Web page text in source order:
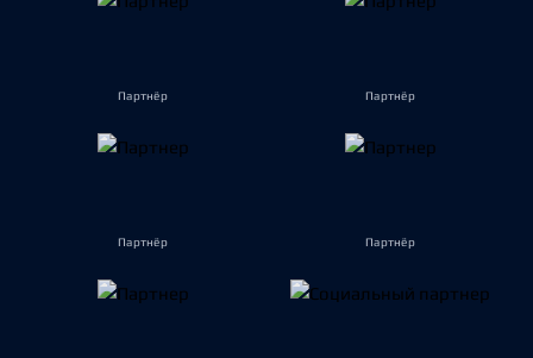
Партнёр Партнёр
Партнёр Партнёр